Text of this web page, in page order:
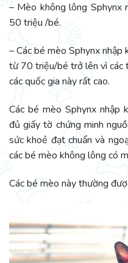
– Mèo không lông Sphynx
50 triệu /bé.
– Các bé mèo Sphynx nhập
từ 70 triệu/bé trở lên vì các
các quốc gia này rất cao.
Các bé mèo Sphynx nhập
đủ giấy tờ chứng minh
sức khoẻ đạt chuẩn và
các bé mèo không lông có
Các bé mèo này thường